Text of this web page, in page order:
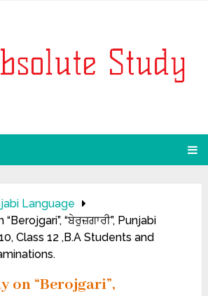
Language
“ਬੇਰੁਜ਼ਗਾਰੀ”, Punjabi
Class 12 ,B.A Students and
on “Berojgari”,